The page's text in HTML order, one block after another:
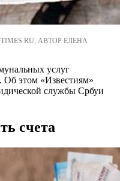
АВТОР ЕЛЕНА
услуг
Об этом «Известиям»
службы Србуи
счета